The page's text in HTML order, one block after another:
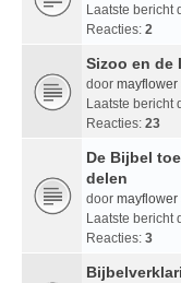
Laatste bericht
Reacties: 2
Sizoo en de
door mayflower
Laatste bericht
Reacties: 23
De Bijbel
delen
door mayflower
Laatste bericht
Reacties: 3